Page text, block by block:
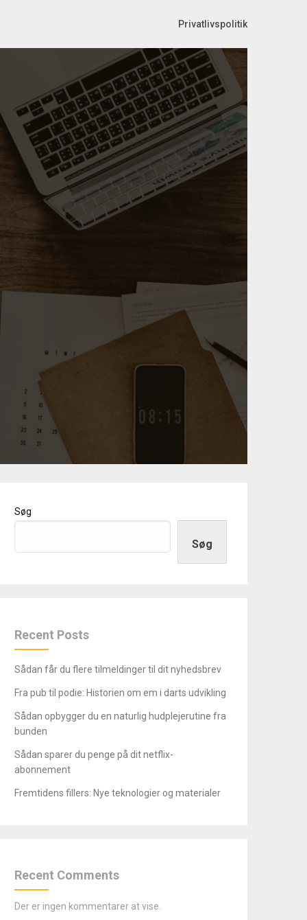
Privatlivspolitik
Søg
Søg
Recent Posts
Sådan får du flere tilmeldinger til dit nyhedsbrev
Fra pub til podie: Historien om em i darts udvikling
Sådan opbygger du en naturlig hudplejerutine fra
bunden
Sådan sparer du penge på dit netflix-
abonnement
Fremtidens fillers: Nye teknologier og materialer
Recent Comments
Der er ingen kommentarer at vise.